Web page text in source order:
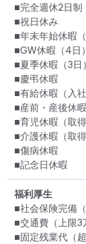
■完全週休2日制
■祝日休み
■年末年始休暇（
■GW休暇（4日）
■夏季休暇（3日）
■慶弔休暇
■有給休暇（入社
■産前・産後休
■育児休暇（取
■介護休暇（取
■傷病休暇
■記念日休暇
福利厚生
■社会保険完備
■交通費（上限3
■固定残業代（